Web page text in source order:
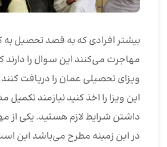
بیشتر افرادی که به قصد تحصیل
مهاجرت می‌کنند این سوال را دارند
ویزای تحصیلی عمان را دریافت کنند.
این ویزا را اخذ کنید نیازمند
داشتن شرایط لازم هستید. یکی از
در این زمینه مطرح می‌باشد این